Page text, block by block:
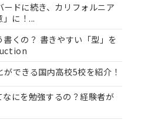
ードに続き、カリフォルニア
に！...
くの？ 書きやすい「型」を
できる国内高校5校を紹介！
にを勉強するの？経験者が